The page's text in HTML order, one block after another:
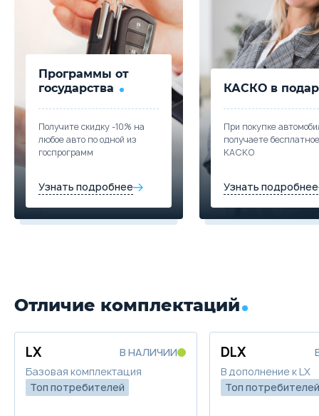
Trade-in
Забронировать
Цена от
1 411 910
Цена в кредит
16 808
Купить в кредит
Trade-in
Забронировать
Программы от
государства
Получите скидку -10% на
любое авто по одной из
госпрограмм
Узнать подробнее
КАСКО в
При покупке
получаете бесплатное
КАСКО
Узнать подробнее
Отличие комплектаций
LX
В НАЛИЧИИ
Базовая комплектация
Топ потребителей
DLX
В дополнение к LX
Топ потребителей